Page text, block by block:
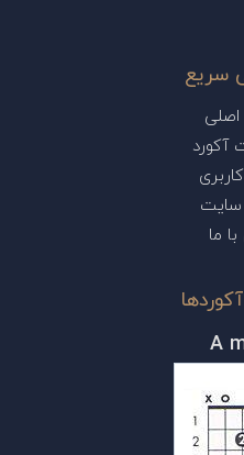
سریع
آکورد
سایت
ما
A